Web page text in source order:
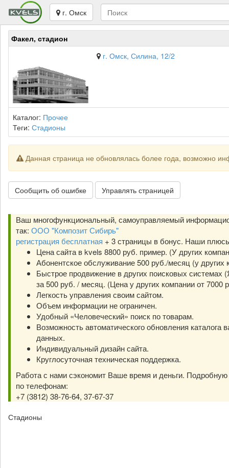
г. Омск
Факел, стадион
г. Омск, Силина, 12/2
Каталог: Прочее
Теги: Стадионы
Данная страница не обновлялась более года, возможно
Сообщить об ошибке Управлять страницей
Ваш многофункциональный, самоуправляемый
так: ООО "Композит Сибирь"
регистрация бесплатная + 3 страницы в бонус. Наши
Цена сайта в kvels 8800 руб. пример. (У других
Абонентское обслуживание 500 руб./месяц (у других
Быстрое продвижение в других поисковых системах
за 500 руб. / месяц. (Цена у других компании от 7000
Легкость управления своим сайтом.
Объем информации не ограничен.
Удобный «Человеческий» поиск по товарам.
Возможность автоматического обновления каталога
данных.
Индивидуальный дизайн сайта.
Круглосуточная техническая поддержка.
Работа с нами сэкономит Ваше время и деньги.
по телефонам:
+7 (3812) 38-76-64, 37-67-37
Стадионы